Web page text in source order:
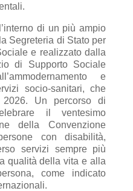
di un più ampio
Segreteria di Stato per
e realizzato dalla
di Supporto Sociale
e
socio-sanitari, che
Un percorso di
il ventesimo
della Convenzione
con disabilità,
servizi sempre più
qualità della vita e alla
come indicato